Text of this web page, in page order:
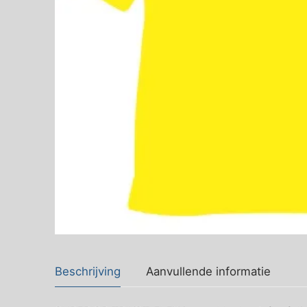
Beschrijving Aanvullende informatie